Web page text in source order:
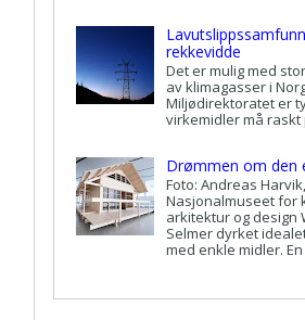
rekkevidde
Det er mulig med
av klimagasser i
Miljødirektoratet er
virkemidler må
Drømmen om den
Foto: Andreas Harvik,
Nasjonalmuseet for
arkitektur og design
Selmer dyrket
med enkle midler. En